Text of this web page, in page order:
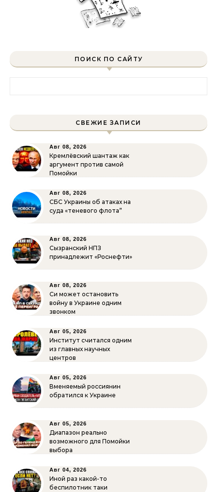
ПОИСК ПО САЙТУ
СВЕЖИЕ ЗАПИСИ
Авг 08, 2026
Кремлёвский шантаж как
аргумент против самой
Помойки
Авг 08, 2026
СБС Украины об атаках на
суда «теневого флота”
Авг 08, 2026
Сызранский НПЗ
принадлежит «Роснефти»
Авг 08, 2026
Си может остановить
войну в Украине одним
звонком
Авг 05, 2026
Институт считался одним
из главных научных
центров
Авг 05, 2026
Вменяемый россиянин
обратился к Украине
Авг 05, 2026
Диапазон реально
возможного для Помойки
выбора
Авг 04, 2026
Иной раз какой-то
беспилотник таки